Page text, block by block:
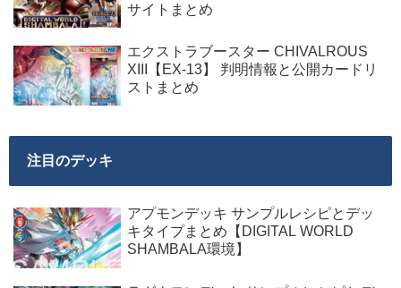
サイトまとめ
エクストラブースター CHIVALROUS
XIII【EX-13】 判明情報と公開カードリ
ストまとめ
注目のデッキ
アプモンデッキ サンプルレシピとデッ
キタイプまとめ【DIGITAL WORLD
SHAMBALA環境】